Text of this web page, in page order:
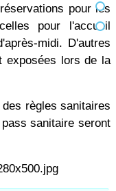
pour les
pour l'accueil
midi. D'autres
exposées lors de la
règles sanitaires
sanitaire seront